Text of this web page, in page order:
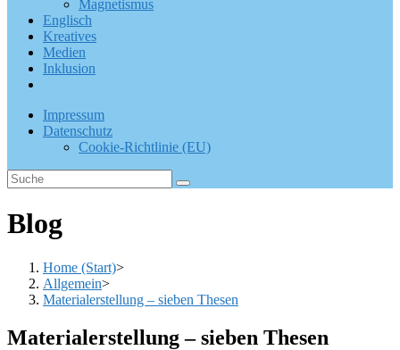
Magnetismus
Englisch
Kreatives
Medien
Inklusion
Impressum
Datenschutz
Cookie-Richtlinie (EU)
Blog
Home (Start)>
Allgemein>
Materialerstellung – sieben Thesen
Materialerstellung – sieben Thesen